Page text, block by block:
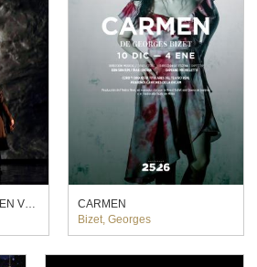
John Daszak en MUERTE EN VENECIA. Willy Decker (2014)
CARMEN
Bizet, Georges